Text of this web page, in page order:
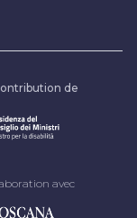
de
avec